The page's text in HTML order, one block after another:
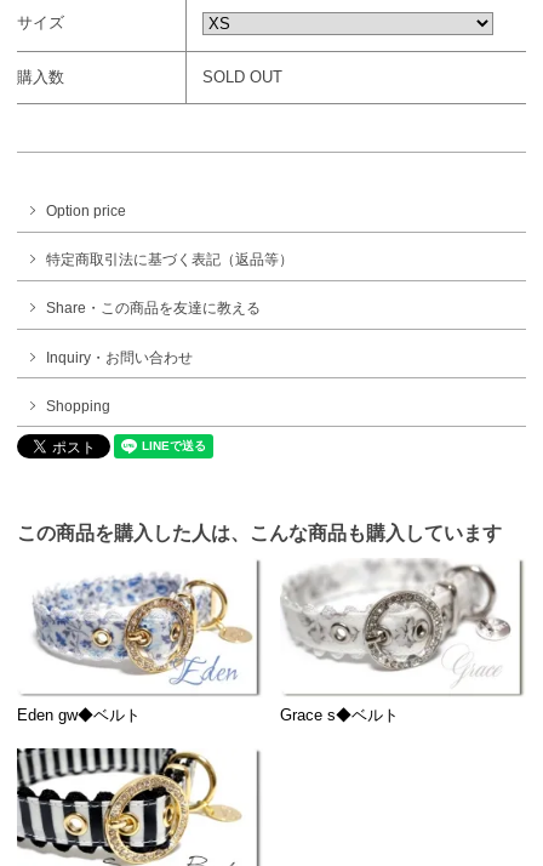
サイズ
購入数 SOLD OUT
Option price
特定商取引法に基づく表記（返品等）
Share・この商品を友達に教える
Inquiry・お問い合わせ
Shopping
この商品を購入した人は、こんな商品も購入しています
Eden gw◆ベルト Grace s◆ベルト